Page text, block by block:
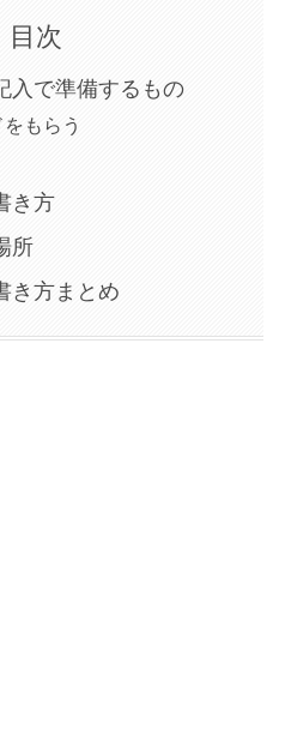
目次
入で準備するもの
もらう
き方
所
き方まとめ